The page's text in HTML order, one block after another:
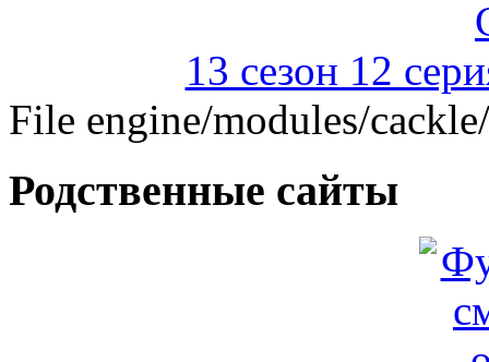
13 сезон 12
File engine/modules/
Родственные сайты